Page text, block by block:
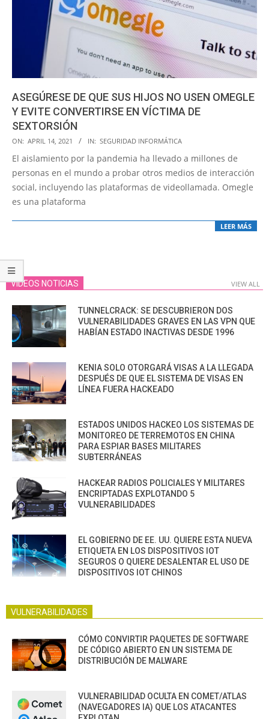
ASEGÚRESE DE QUE SUS HIJOS NO USEN OMEGLE
Y EVITE CONVERTIRSE EN VÍCTIMA DE
SEXTORSIÓN
2021-
04-
ON: APRIL 14, 2021 IN: SEGURIDAD INFORMÁTICA
El aislamiento por la pandemia ha llevado a millones de
personas en el mundo a probar otros medios de interacción
social, incluyendo las plataformas de videollamada. Omegle
es una plataforma
LEER MÁS
VIDEOS NOTICIAS VIEW ALL
TUNNELCRACK: SE DESCUBRIERON DOS
VULNERABILIDADES GRAVES EN LAS VPN QUE
HABÍAN ESTADO INACTIVAS DESDE 1996
KENIA SOLO OTORGARÁ VISAS A LA LLEGADA
DESPUÉS DE QUE EL SISTEMA DE VISAS EN
LÍNEA FUERA HACKEADO
ESTADOS UNIDOS HACKEO LOS SISTEMAS DE
MONITOREO DE TERREMOTOS EN CHINA
PARA ESPIAR BASES MILITARES
SUBTERRÁNEAS
HACKEAR RADIOS POLICIALES Y MILITARES
ENCRIPTADAS EXPLOTANDO 5
VULNERABILIDADES
EL GOBIERNO DE EE. UU. QUIERE ESTA NUEVA
ETIQUETA EN LOS DISPOSITIVOS IOT
SEGUROS O QUIERE DESALENTAR EL USO DE
DISPOSITIVOS IOT CHINOS
VULNERABILIDADES
CÓMO CONVIRTIR PAQUETES DE SOFTWARE
DE CÓDIGO ABIERTO EN UN SISTEMA DE
DISTRIBUCIÓN DE MALWARE
VULNERABILIDAD OCULTA EN COMET/ATLAS
(NAVEGADORES IA) QUE LOS ATACANTES